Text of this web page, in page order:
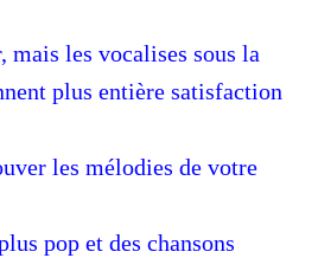
mais les vocalises sous la
plus entière satisfaction
les mélodies de votre
pop et des chansons